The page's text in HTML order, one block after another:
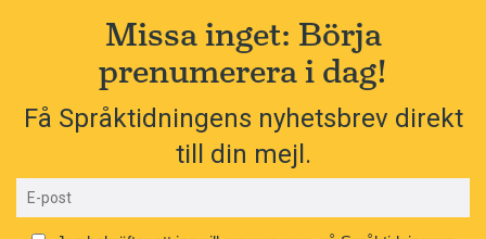
Missa inget: Börja
prenumerera i dag!
Få Språktidningens nyhetsbrev direkt
till din mejl.